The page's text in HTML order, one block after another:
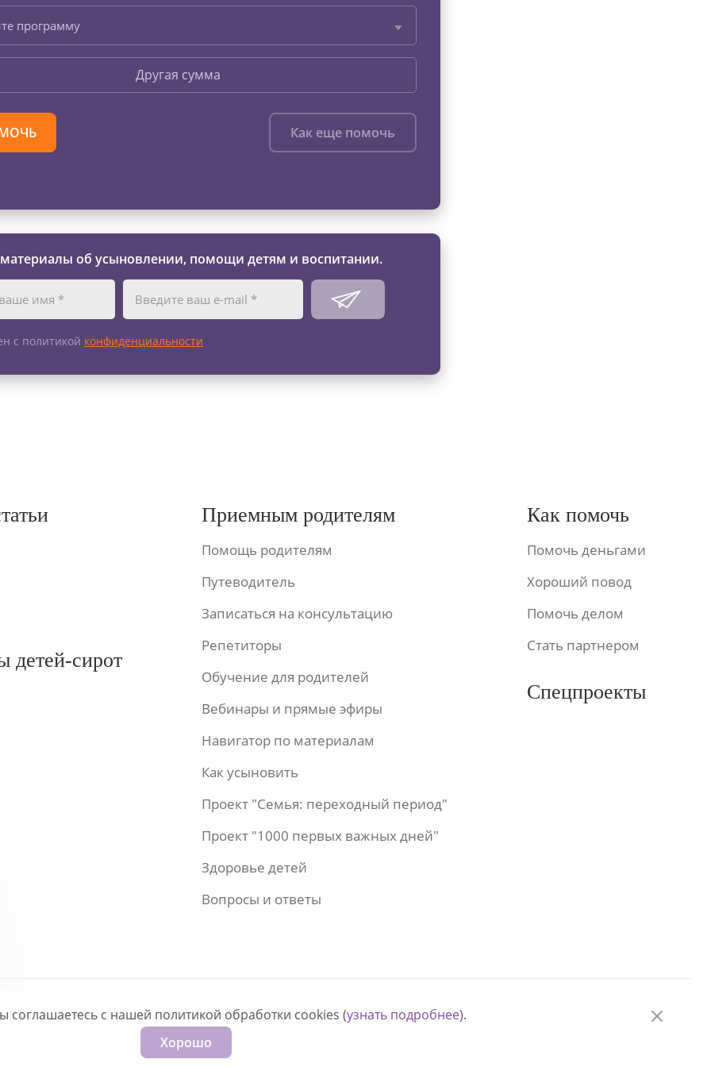
программу
Другая сумма
Как еще помочь
об усыновлении, помощи детям и воспитании.
с политикой конфиденциальности
детей-сирот
Приемным родителям
Помощь родителям
Путеводитель
Записаться на консультацию
Репетиторы
Обучение для родителей
Вебинары и прямые эфиры
Навигатор по материалам
Как усыновить
Проект "Семья: переходный период"
Проект "1000 первых важных дней"
Здоровье детей
Вопросы и ответы
Как помочь
Помочь деньгами
Хороший повод
Помочь делом
Стать партнером
Спецпроекты
соглашаетесь с нашей политикой обработки cookies (узнать подробнее).
Хорошо